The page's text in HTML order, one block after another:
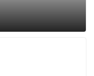
위추가대출 주부 무